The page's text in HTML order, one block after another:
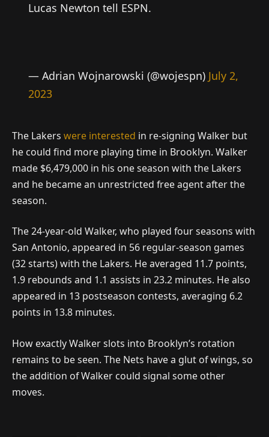
Lucas Newton tell ESPN.
— Adrian Wojnarowski (@wojespn) July 2,
2023
The Lakers were interested in re-signing Walker but
he could find more playing time in Brooklyn. Walker
made $6,479,000 in his one season with the Lakers
and he became an unrestricted free agent after the
season.
The 24-year-old Walker, who played four seasons with
San Antonio, appeared in 56 regular-season games
(32 starts) with the Lakers. He averaged 11.7 points,
1.9 rebounds and 1.1 assists in 23.2 minutes. He also
appeared in 13 postseason contests, averaging 6.2
points in 13.8 minutes.
How exactly Walker slots into Brooklyn’s rotation
remains to be seen. The Nets have a glut of wings, so
the addition of Walker could signal some other
moves.